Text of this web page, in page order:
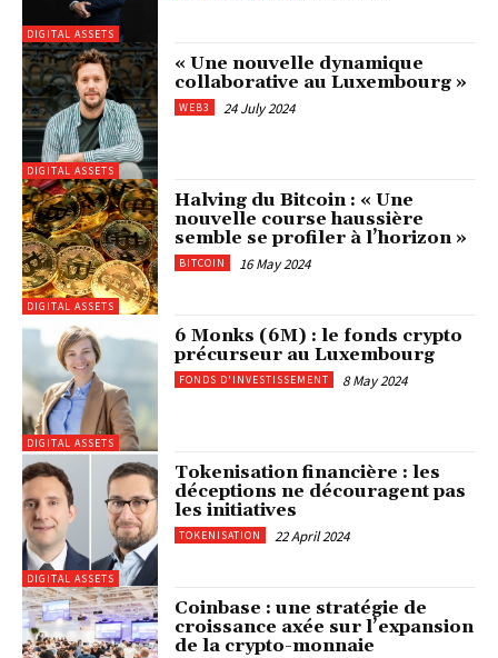
DIGITAL ASSETS
DIGITAL ASSETS
« Une nouvelle dynamique
collaborative au Luxembourg »
WEB3 24 July 2024
DIGITAL ASSETS
Halving du Bitcoin : « Une
nouvelle course haussière
semble se profiler à l’horizon »
BITCOIN 16 May 2024
DIGITAL ASSETS
6 Monks (6M) : le fonds crypto
précurseur au Luxembourg
FONDS D'INVESTISSEMENT 8 May 2024
DIGITAL ASSETS
Tokenisation financière : les
déceptions ne découragent pas
les initiatives
TOKENISATION 22 April 2024
Coinbase : une stratégie de
croissance axée sur l’expansion
de la crypto-monnaie